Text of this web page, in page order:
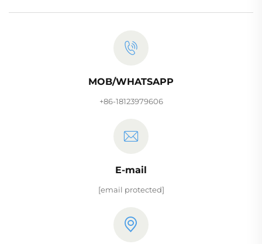
MOB/WHATSAPP
+86-18123979606
E-mail
[email protected]